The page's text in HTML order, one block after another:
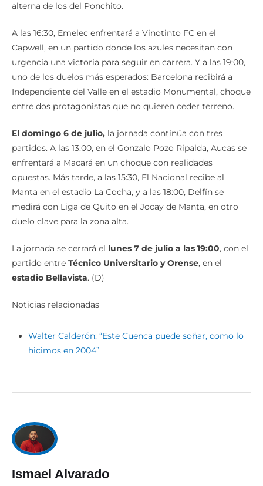
alterna de los del Ponchito.
A las 16:30, Emelec enfrentará a Vinotinto FC en el
Capwell, en un partido donde los azules necesitan con
urgencia una victoria para seguir en carrera. Y a las 19:00,
uno de los duelos más esperados: Barcelona recibirá a
Independiente del Valle en el estadio Monumental, choque
entre dos protagonistas que no quieren ceder terreno.
El domingo 6 de julio, la jornada continúa con tres
partidos. A las 13:00, en el Gonzalo Pozo Ripalda, Aucas se
enfrentará a Macará en un choque con realidades
opuestas. Más tarde, a las 15:30, El Nacional recibe al
Manta en el estadio La Cocha, y a las 18:00, Delfín se
medirá con Liga de Quito en el Jocay de Manta, en otro
duelo clave para la zona alta.
La jornada se cerrará el lunes 7 de julio a las 19:00, con el
partido entre Técnico Universitario y Orense, en el
estadio Bellavista. (D)
Noticias relacionadas
Walter Calderón: “Este Cuenca puede soñar, como lo
hicimos en 2004”
Ismael Alvarado